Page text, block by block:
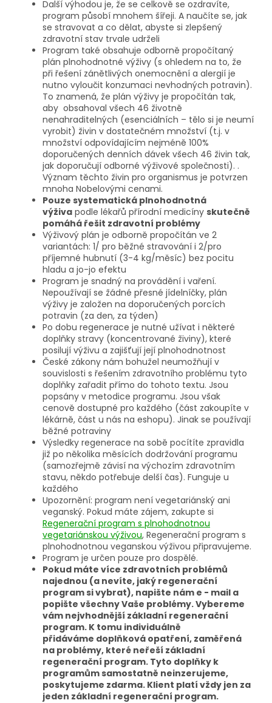
Další výhodou je, že se celkově se ozdravíte,
program působí mnohem šířeji. A naučíte se, jak
se stravovat a co dělat, abyste si zlepšený
zdravotní stav trvale udrželi
Program také obsahuje odborně propočítaný
plán plnohodnotné výživy (s ohledem na to, že
při řešení zánětlivých onemocnění a alergií je
nutno vyloučit konzumaci nevhodných potravin).
To znamená, že plán výživy je propočítán tak,
aby obsahoval všech 46 životně
nenahraditelných (esenciálních – tělo si je neumí
vyrobit) živin v dostatečném množství (t.j. v
množství odpovídajícím nejméně 100%
doporučených denních dávek všech 46 živin tak,
jak doporučují odborné výživové společnosti). .
Význam těchto živin pro organismus je potvrzen
mnoha Nobelovými cenami.
Pouze systematická plnohodnotná
výživa podle lékařů přírodní medicíny skutečně
pomáhá řešit zdravotní problémy
Výživový plán je odborně propočítán ve 2
variantách: 1/ pro běžné stravování i 2/pro
příjemné hubnutí (3-4 kg/měsíc) bez pocitu
hladu a jo-jo efektu
Program je snadný na provádění i vaření.
Nepoužívají se žádné přesné jídelníčky, plán
výživy je založen na doporučených porcích
potravin (za den, za týden)
Po dobu regenerace je nutné užívat i některé
doplňky stravy (koncentrované živiny), které
posilují výživu a zajišťují její plnohodnotnost
České zákony nám bohužel neumožňují v
souvislosti s řešením zdravotního problému tyto
doplňky zařadit přímo do tohoto textu. Jsou
popsány v metodice programu. Jsou však
cenově dostupné pro každého (část zakoupíte v
lékárně, část u nás na eshopu). Jinak se používají
běžné potraviny
Výsledky regenerace na sobě pocítíte zpravidla
již po několika měsících dodržování programu
(samozřejmě závisí na výchozím zdravotním
stavu, někdo potřebuje delší čas). Funguje u
každého
Upozornění: program není vegetariánský ani
veganský. Pokud máte zájem, zakupte si
Regenerační program s plnohodnotnou
vegetariánskou výživou, Regenerační program s
plnohodnotnou veganskou výživou připravujeme.
Program je určen pouze pro dospělé.
Pokud máte více zdravotních problémů
najednou (a nevíte, jaký regenerační
program si vybrat), napište nám e - mail a
popište všechny Vaše problémy. Vybereme
vám nejvhodnější základní regenerační
program. K tomu individuálně
přidáváme doplňková opatření, zaměřená
na problémy, které neřeší základní
regenerační program. Tyto doplňky k
programům samostatně neinzerujeme,
poskytujeme zdarma. Klient platí vždy jen za
jeden základní regenerační program.